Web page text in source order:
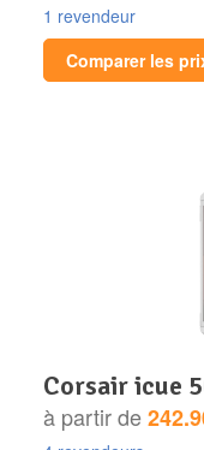
1 revendeur
Comparer les
corsair icue
à partir de